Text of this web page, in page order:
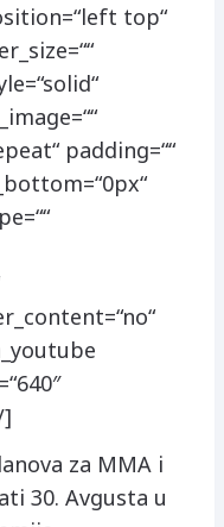
top“
padding=““
]
za MMA i
30. Avgusta u